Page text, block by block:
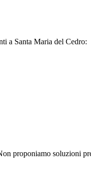
a Santa Maria del Cedro:
proponiamo soluzioni